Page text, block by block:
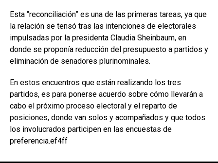
Esta “reconciliación” es una de las primeras tareas, ya que
la relación se tensó tras las intenciones de electorales
impulsadas por la presidenta Claudia Sheinbaum, en
donde se proponía reducción del presupuesto a partidos y
eliminación de senadores plurinominales.
En estos encuentros que están realizando los tres
partidos, es para ponerse acuerdo sobre cómo llevarán a
cabo el próximo proceso electoral y el reparto de
posiciones, donde van solos y acompañados y que todos
los involucrados participen en las encuestas de
preferencia.ef4ff